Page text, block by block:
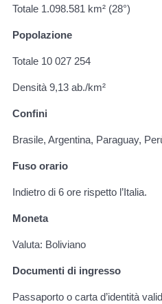
Totale 1.098.581 km² (28°)
Popolazione
Totale 10 027 254
Densità 9,13 ab./km²
Confini
Brasile, Argentina, Paraguay,
Fuso orario
Indietro di 6 ore rispetto l’Italia.
Moneta
Valuta: Boliviano
Documenti di ingresso
Passaporto o carta d’identità